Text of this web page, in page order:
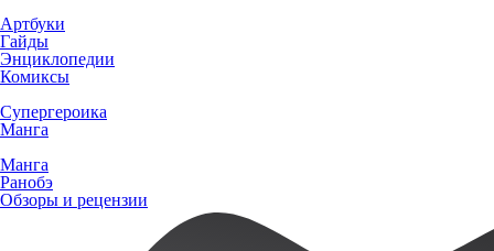
Артбуки
Гайды
Энциклопедии
Комиксы
Супергероика
Манга
Манга
Ранобэ
Обзоры и рецензии